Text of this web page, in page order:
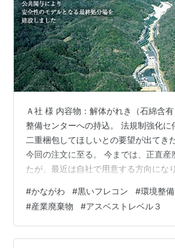
Ａ社 様 内容物：解体がれき（石綿含
整備センターへの持込。 法規制強化に
二重梱包してほしいとの要望が出てき
今回の注文に至る。 今までは、正直産
たが、最近は自社で用意する方向にな
注文。 倉庫解体時に、６尺サイズのス
こと。 ご時世的に、なるべく割らずに
あって、今回ロングタイプを初めて使
のこと。 持込先から二重梱包を指示さ
#かながわ #黒いフレコン #環境整
#産業廃棄物 #アスベストレベル３